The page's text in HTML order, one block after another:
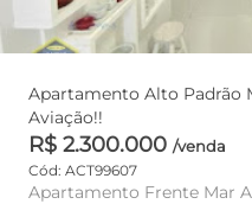
Apartamento Alto Padrão
Aviação!!
R$ 2.300.000 /venda
Cód: ACT99607
Apartamento Frente Mar